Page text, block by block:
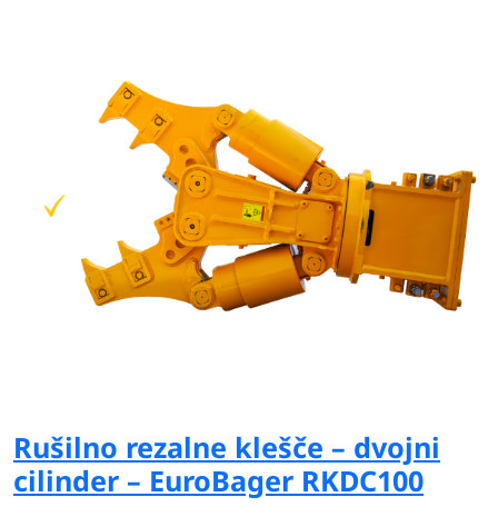
Rušilno rezalne klešče – dvojni
cilinder – EuroBager RKDC100